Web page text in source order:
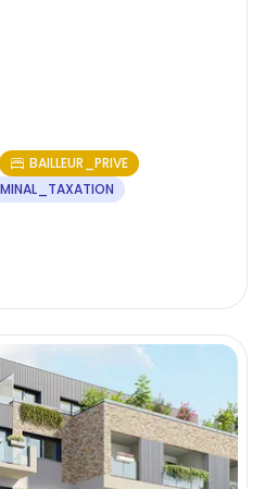
BAILLEUR_PRIVE